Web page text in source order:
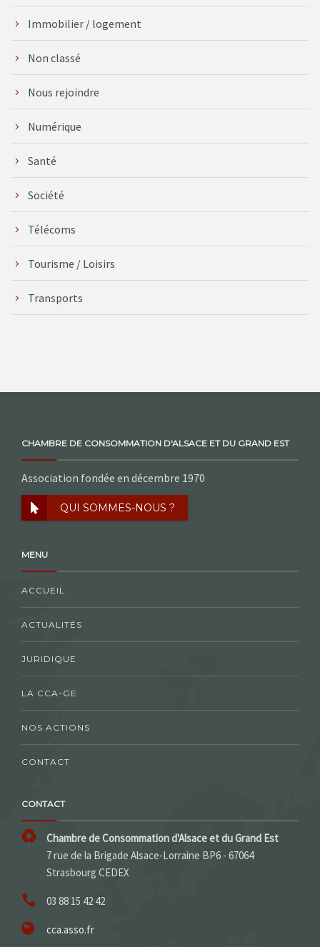
Immobilier / logement
Non classé
Nous rejoindre
Numérique
Santé
Société
Télécoms
Tourisme / Loisirs
Transports
CHAMBRE DE CONSOMMATION D'ALSACE ET DU GRAND EST
Association fondée en décembre 1970
QUI SOMMES-NOUS ?
MENU
ACCUEIL
ACTUALITÉS
JURIDIQUE
LA CCA-GE
NOS ACTIONS
CONTACT
CONTACT
Chambre de Consommation d'Alsace et du Grand Est
7 rue de la Brigade Alsace-Lorraine BP6 - 67064
Strasbourg CEDEX
03 88 15 42 42
cca.asso.fr